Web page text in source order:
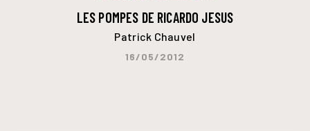
LES POMPES DE RICARDO JESUS
Patrick Chauvel
16/05/2012